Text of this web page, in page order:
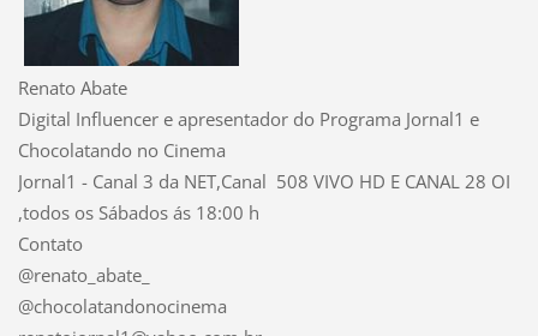
Renato Abate
Digital Influencer e apresentador do Programa Jornal1 e
Chocolatando no Cinema
Jornal1 - Canal 3 da NET,Canal 508 VIVO HD E CANAL 28 OI
,todos os Sábados ás 18:00 h
Contato
@renato_abate_
@chocolatandonocinema